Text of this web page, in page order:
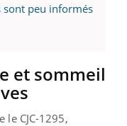
sont peu informés
et sommeil
le CJC-1295,